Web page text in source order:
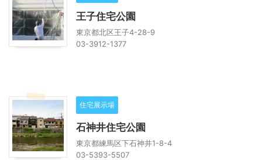
王子住宅公園
東京都北区王子4-28-9
03-3912-1377
住宅展示場
石神井住宅公園
東京都練馬区下石神井1-8-4
03-5393-5507